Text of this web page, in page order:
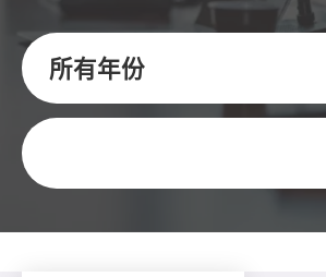
所有年份
关键字